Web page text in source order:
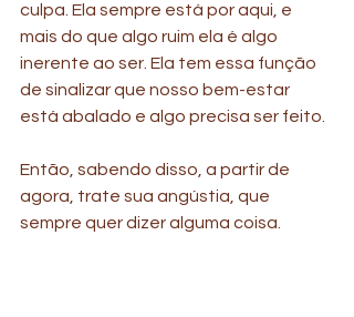
culpa. Ela sempre está por aqui, e
mais do que algo ruim ela é algo
inerente ao ser. Ela tem essa função
de sinalizar que nosso bem-estar
está abalado e algo precisa ser feito.
Então, sabendo disso, a partir de
agora, trate sua angústia, que
sempre quer dizer alguma coisa.